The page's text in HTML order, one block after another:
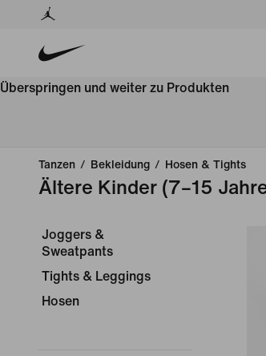
Überspringen und weiter zu Produkten
Tanzen / Bekleidung / Hosen & Tights
Ältere Kinder (7–15
Joggers &
Sweatpants
Tights & Leggings
Hosen